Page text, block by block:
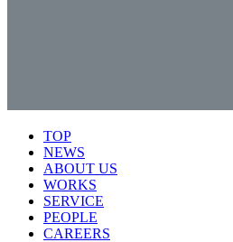
TOP
NEWS
ABOUT US
WORKS
SERVICE
PEOPLE
CAREERS